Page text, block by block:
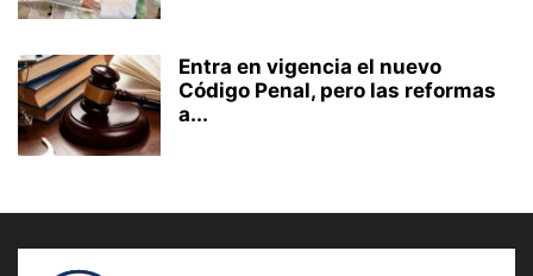
Entra en vigencia el nuevo
Código Penal, pero las reformas
a...